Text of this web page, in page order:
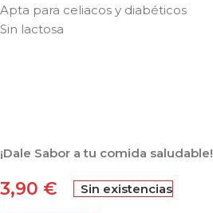
Apta para celiacos y diabéticos
Sin lactosa
¡Dale Sabor a tu comida saludable!
3,90 € Sin existencias